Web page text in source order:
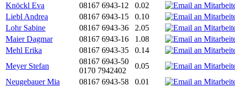
Knöckl Eva
08167 6943-12 0.02
Liebl Andrea
08167 6943-15 0.10
Lohr Sabine
08167 6943-36 2.05
Maier Dagmar
08167 6943-16 1.08
Mehl Erika
08167 6943-35 0.14
Meyer Stefan
08167 6943-50
0170 7942402
0.05
Neugebauer Mia
08167 6943-58 0.01